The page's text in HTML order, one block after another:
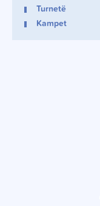
Turnetë
Kampet